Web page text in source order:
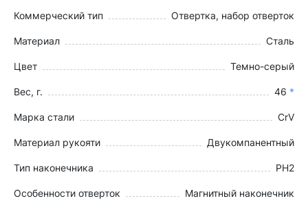
Коммерческий тип Отвертка, набор отверток
Материал Сталь
Цвет Темно-серый
Вес, г. 46 *
Марка стали CrV
Материал рукояти Двукомпанентный
Тип наконечника PH2
Особенности отверток Магнитный наконечник